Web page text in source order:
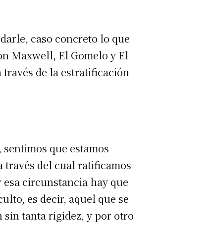
caso concreto lo que
Maxwell, El Gomelo y El
través de la estratificación
que estamos
través del cual ratificamos
circunstancia hay que
es decir, aquel que se
sin tanta rigidez, y por otro